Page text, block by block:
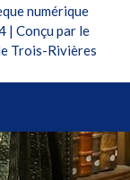
numérique
| Conçu par le
Trois-Rivières